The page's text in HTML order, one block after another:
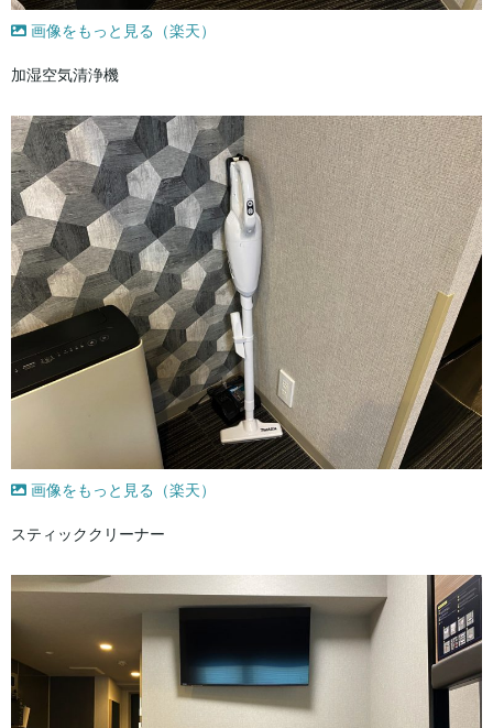
画像をもっと見る（楽天）
加湿空気清浄機
画像をもっと見る（楽天）
スティッククリーナー